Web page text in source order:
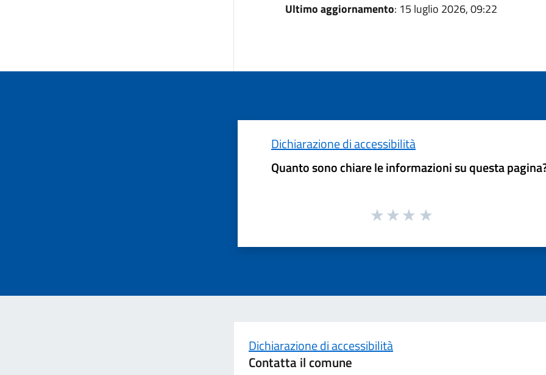
Ultimo aggiornamento: 15 luglio 2026, 09:22
Dichiarazione di accessibilità
Quanto sono chiare le informazioni su questa
Dichiarazione di accessibilità
Contatta il comune